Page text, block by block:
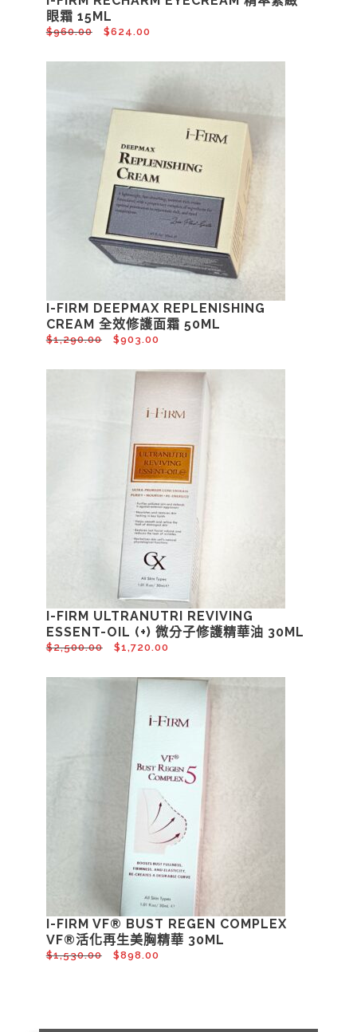
眼霜 15ML
$960.00 $624.00
I-FIRM DEEPMAX REPLENISHING
CREAM 全效修護面霜 50ML
$1,290.00 $903.00
I-FIRM ULTRANUTRI REVIVING
ESSENT-OIL (+) 微分子修護精華油 30ML
$2,500.00 $1,720.00
I-FIRM VF® BUST REGEN COMPLEX
VF®活化再生美胸精華 30ML
$1,530.00 $898.00